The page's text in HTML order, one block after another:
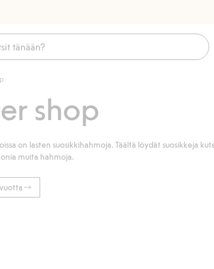
16.8.
shop
on lasten suosikkihahmoja. Täältä löydät suosikkeja
muita hahmoja.